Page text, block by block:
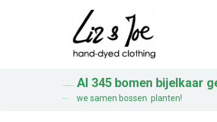
Overslaan naar inhoud
Al 345 bomen bijelkaar
we samen bossen planten!